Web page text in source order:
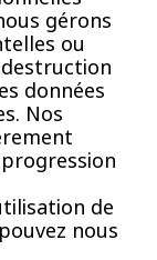
gérons
ou
données
Nos
de
nous